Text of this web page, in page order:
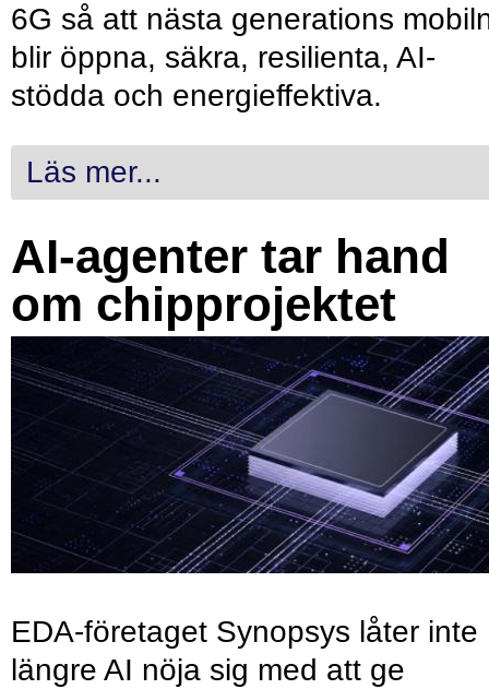
6G så att nästa generations
blir öppna, säkra, resilienta, AI-
stödda och energieffektiva.
Läs mer...
AI-agenter tar hand
om chipprojektet
EDA-företaget Synopsys låter inte
längre AI nöja sig med att ge